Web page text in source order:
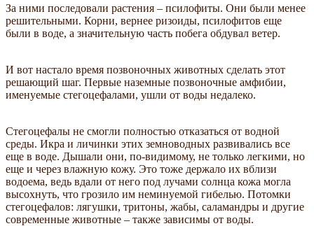
За ними последовали растения – псилофиты. Они были менее
решительными. Корни, вернее ризоиды, псилофитов еще
были в воде, а значительную часть побега обдувал ветер.
И вот настало время позвоночных животных сделать этот
решающий шаг. Первые наземные позвоночные амфибии,
именуемые стегоцефалами, ушли от воды недалеко.
Стегоцефалы не смогли полностью отказаться от водной
среды. Икра и личинки этих земноводных развивались все
еще в воде. Дышали они, по-видимому, не только легкими, но
еще и через влажную кожу. Это тоже держало их вблизи
водоема, ведь вдали от него под лучами солнца кожа могла
высохнуть, что грозило им неминуемой гибелью. Потомки
стегоцефалов: лягушки, тритоны, жабы, саламандры и другие
современные животные – также зависимы от воды.